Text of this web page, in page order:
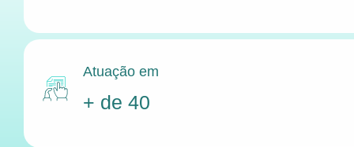
Atuação em
+ de 40